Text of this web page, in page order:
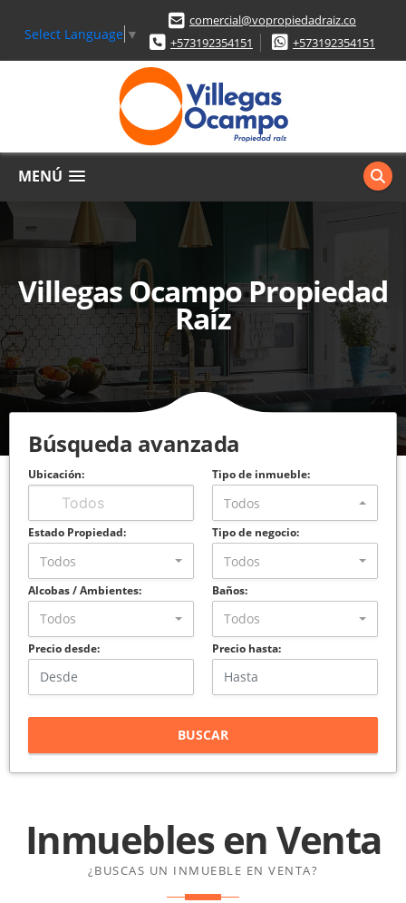
Select Language ▼
comercial@vopropiedadraiz.co
+573192354151
+573192354151
MENÚ
Villegas Ocampo Propiedad
Raíz
Búsqueda avanzada
Ubicación: Tipo de inmueble:
Todos
Estado Propiedad:
Todos
Tipo de negocio:
Todos
Alcobas / Ambientes:
Todos
Baños:
Todos
Precio desde: Precio hasta:
BUSCAR
Inmuebles enVenta
¿BUSCAS UN INMUEBLE EN VENTA?